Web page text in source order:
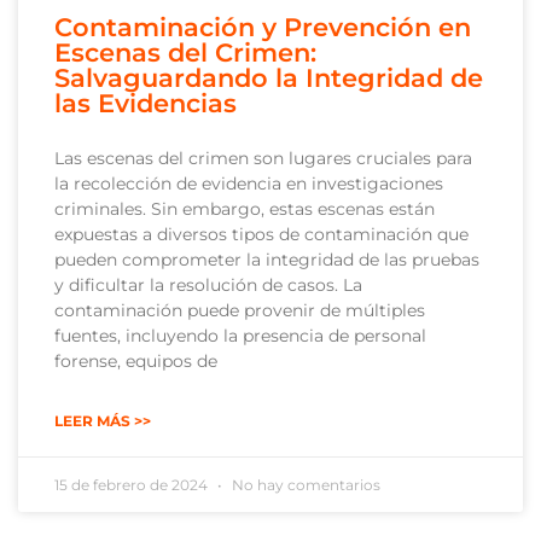
Contaminación y Prevención en
Escenas del Crimen:
Salvaguardando la Integridad de
las Evidencias
Las escenas del crimen son lugares cruciales para
la recolección de evidencia en investigaciones
criminales. Sin embargo, estas escenas están
expuestas a diversos tipos de contaminación que
pueden comprometer la integridad de las pruebas
y dificultar la resolución de casos. La
contaminación puede provenir de múltiples
fuentes, incluyendo la presencia de personal
forense, equipos de
LEER MÁS >>
15 de febrero de 2024 No hay comentarios